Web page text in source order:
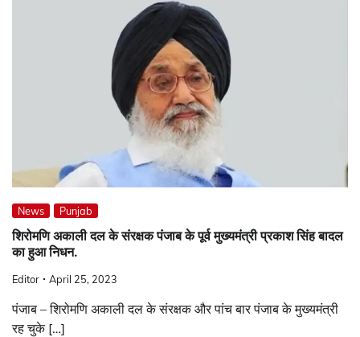
News Punjab
शिरोमणि अकाली दल के संरक्षक पंजाब के पूर्व मुख्यमंत्री प्रकाश सिंह बादल
का हुआ निधन.
Editor April 25, 2023
पंजाब – शिरोमणि अकाली दल के संरक्षक और पांच बार पंजाब के मुख्यमंत्री
रह चुके […]